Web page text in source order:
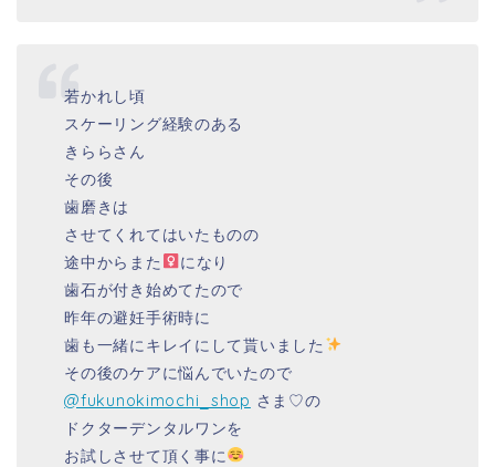
若かれし頃
スケーリング経験のある
きららさん
その後
歯磨きは
させてくれてはいたものの
途中からまた‍
になり
歯石が付き始めてたので
昨年の避妊手術時に
歯も一緒にキレイにして貰いました
その後のケアに悩んでいたので
@fukunokimochi_shop さま♡の
ドクターデンタルワンを
お試しさせて頂く事に